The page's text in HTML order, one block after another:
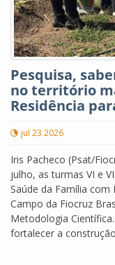
Pesquisa,
no território
Residência
jul 23 2026
Iris Pacheco (Psat/
julho, as turmas VI e
Saúde da Família com
Campo da Fiocruz
Metodologia
fortalecer a